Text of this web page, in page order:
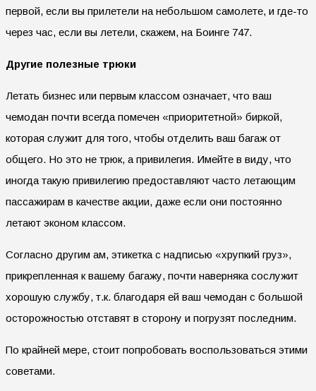
первой, если вы прилетели на небольшом самолете, и где-то
через час, если вы летели, скажем, на Боинге 747.
Другие полезные трюки
Летать бизнес или первым классом означает, что ваш
чемодан почти всегда помечен «приоритетной» биркой,
которая служит для того, чтобы отделить ваш багаж от
общего. Но это не трюк, а привилегия. Имейте в виду, что
иногда такую привилегию предоставляют часто летающим
пассажирам в качестве акции, даже если они постоянно
летают эконом классом.
Согласно другим ам, этикетка с надписью «хрупкий груз»,
прикрепленная к вашему багажу, почти наверняка сослужит
хорошую службу, т.к. благодаря ей ваш чемодан с большой
осторожностью отставят в сторону и погрузят последним.
По крайней мере, стоит попробовать воспользоваться этими
советами.